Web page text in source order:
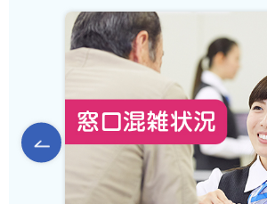
前のスライドを表示